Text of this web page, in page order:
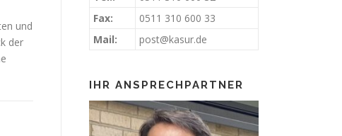
und
der
Fax:
0511 310 600 33
Mail:
post@kasur.de
IHR ANSPRECHPARTNER